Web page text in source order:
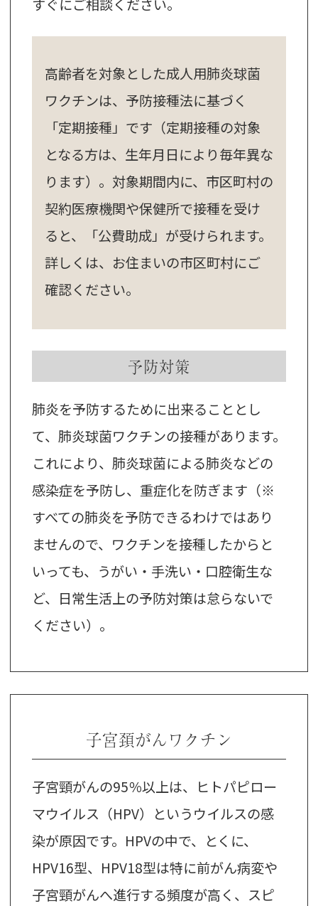
高齢者を対象とした成人用肺炎球菌
ワクチンは、予防接種法に基づく
「定期接種」です（定期接種の対象
となる方は、生年月日により毎年異な
ります）。対象期間内に、市区町村の
契約医療機関や保健所で接種を受け
ると、「公費助成」が受けられます。
詳しくは、お住まいの市区町村にご
確認ください。
予防対策
肺炎を予防するために出来ることとし
て、肺炎球菌ワクチンの接種があります。
これにより、肺炎球菌による肺炎などの
感染症を予防し、重症化を防ぎます（※
すべての肺炎を予防できるわけではあり
ませんので、ワクチンを接種したからと
いっても、うがい・手洗い・口腔衛生な
ど、日常生活上の予防対策は怠らないで
ください）。
子宮頚がんワクチン
子宮頸がんの95％以上は、ヒトパピロー
マウイルス（HPV）というウイルスの感
染が原因です。HPVの中で、とくに、
HPV16型、HPV18型は特に前がん病変や
子宮頸がんへ進行する頻度が高く、スピ